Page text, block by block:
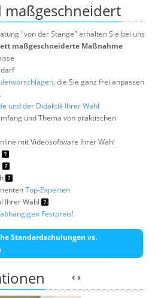
"von der Stange" erhalten Sie bei uns
maßgeschneiderte Maßnahme
, die Sie ganz frei anpassen
und der Didaktik Ihrer Wahl
und Thema von praktischen
mit Videosoftware Ihrer Wahl
Top-Experten
Ihrer Wahl
Festpreis!
Standardschulungen vs.